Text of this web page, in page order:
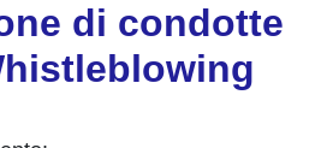
di condotte